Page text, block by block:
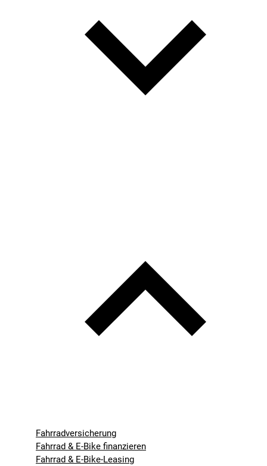
Fahrradversicherung
Fahrrad & E-Bike finanzieren
Fahrrad & E-Bike-Leasing